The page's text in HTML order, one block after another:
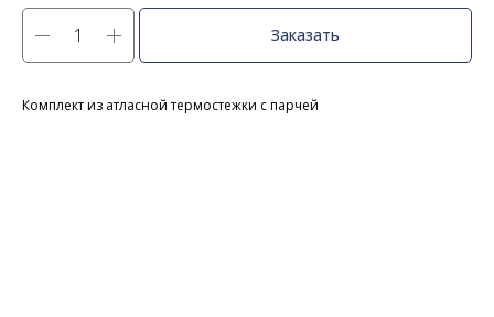
Заказать
Комплект из атласной термостежки с парчей